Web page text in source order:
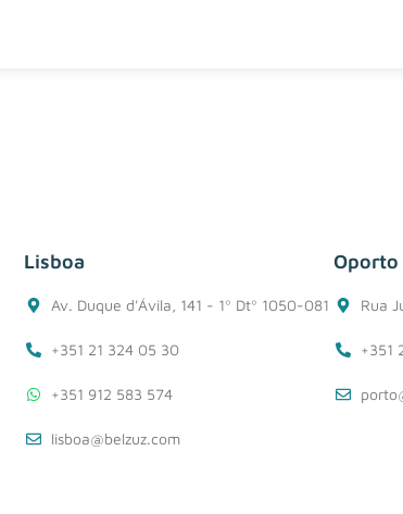
Lisboa
Av. Duque d'Ávila, 141 - 1º Dtº 1050-081
+351 21 324 05 30
+351 912 583 574
lisboa@belzuz.com
Oporto
Rua
+351